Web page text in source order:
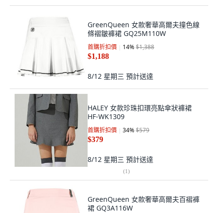
GreenQueen 女款奢華高爾夫撞色線
條褶皺褲裙 GQ25M110W
首購折扣價 14%$1,388
$1,188
8/12 星期三 預計送達
HALEY 女款珍珠扣環亮點傘狀褲裙
HF-WK1309
首購折扣價 34%$579
$379
8/12 星期三 預計送達
(1)
GreenQueen 女款奢華高爾夫百褶褲
裙 GQ3A116W